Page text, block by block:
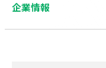
企業情報